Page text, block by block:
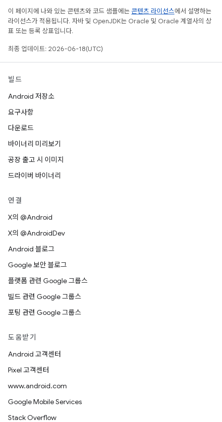
이 페이지에 나와 있는 콘텐츠와 코드 샘플에는 콘텐츠 라이선스에서 설명하는
라이선스가 적용됩니다. 자바 및 OpenJDK는 Oracle 및 Oracle 계열사의 상
표 또는 등록 상표입니다.
최종 업데이트: 2026-06-18(UTC)
빌드
Android 저장소
요구사항
다운로드
바이너리 미리보기
공장 출고 시 이미지
드라이버 바이너리
연결
X의 @Android
X의 @AndroidDev
Android 블로그
Google 보안 블로그
플랫폼 관련 Google 그룹스
빌드 관련 Google 그룹스
포팅 관련 Google 그룹스
도움받기
Android 고객센터
Pixel 고객센터
www.android.com
Google Mobile Services
Stack Overflow